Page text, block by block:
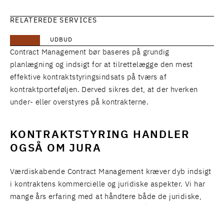
RELATEREDE SERVICES
UDBUD
Contract Management bør baseres på grundig
planlægning og indsigt for at tilrettelægge den mest
effektive kontraktstyringsindsats på tværs af
kontraktporteføljen. Derved sikres det, at der hverken
under- eller overstyres på kontrakterne.
KONTRAKTSTYRING HANDLER
OGSÅ OM JURA
Værdiskabende Contract Management kræver dyb indsigt
i kontraktens kommercielle og juridiske aspekter. Vi har
mange års erfaring med at håndtere både de juridiske,